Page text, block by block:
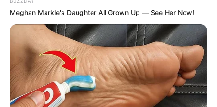
https://acortar.link/QRiCex.
Si desean másinformación
se pueden comunicar con la
gerente sectorial, Ana Cecilia Suárez Pérez, al correo
electrónico asuarez@fenalcoantioquia.com.
COMPARTIR
ALERTA BOGOTÁ EN GOOGLE NEWS
Meghan Markle's Daughter All Grown Up — See Her Now!